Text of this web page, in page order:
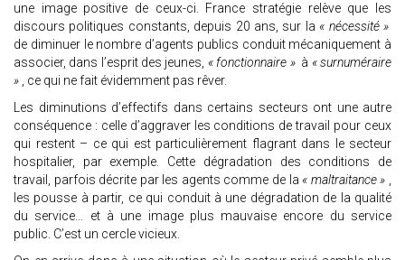
une image positive de ceux-ci. France stratégie relève que les
discours politiques constants, depuis 20 ans, sur la « nécessité »
de diminuer le nombre d’agents publics conduit mécaniquement à
associer, dans l’esprit des jeunes, « fonctionnaire » à « surnuméraire
» , ce qui ne fait évidemment pas rêver.
Les diminutions d’effectifs dans certains secteurs ont une autre
conséquence : celle d’aggraver les conditions de travail pour ceux
qui restent – ce qui est particulièrement flagrant dans le secteur
hospitalier, par exemple. Cette dégradation des conditions de
travail, parfois décrite par les agents comme de la « maltraitance » ,
les pousse à partir, ce qui conduit à une dégradation de la qualité
du service… et à une image plus mauvaise encore du service
public. C’est un cercle vicieux.